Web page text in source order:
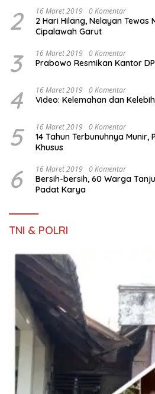
2 16 Maret 2019 0 Komentar
2 Hari Hilang, Nelayan
Cipalawah Garut
3 16 Maret 2019 0 Komentar
Prabowo Resmikan Kantor
4 16 Maret 2019 0 Komentar
Video: Kelemahan dan
5 16 Maret 2019 0 Komentar
14 Tahun Terbunuhnya Munir,
Khusus
6 16 Maret 2019 0 Komentar
Bersih-bersih, 60 Warga
Padat Karya
TNI & POLRI